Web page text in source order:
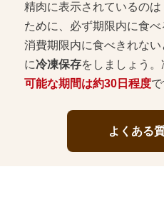
精肉に表示されているのは
ために、必ず期限内に食べ
消費期限内に食べきれな
に冷凍保存をしましょう。
可能な期間は約30日程度で
よくある